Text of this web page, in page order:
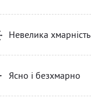
Невелика хмарність
Ясно і безхмарно